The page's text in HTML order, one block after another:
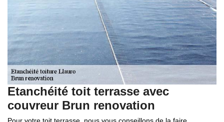
Etanchéité toit terrasse avec
couvreur Brun renovation